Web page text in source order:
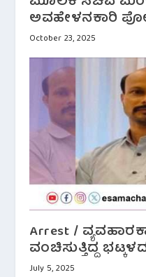
ಅವಹೇಳನಕಾರಿ
October 23, 2025
Arrest /
ವಂಚಿಸುತ್ತಿದ್ದ
July 5, 2025